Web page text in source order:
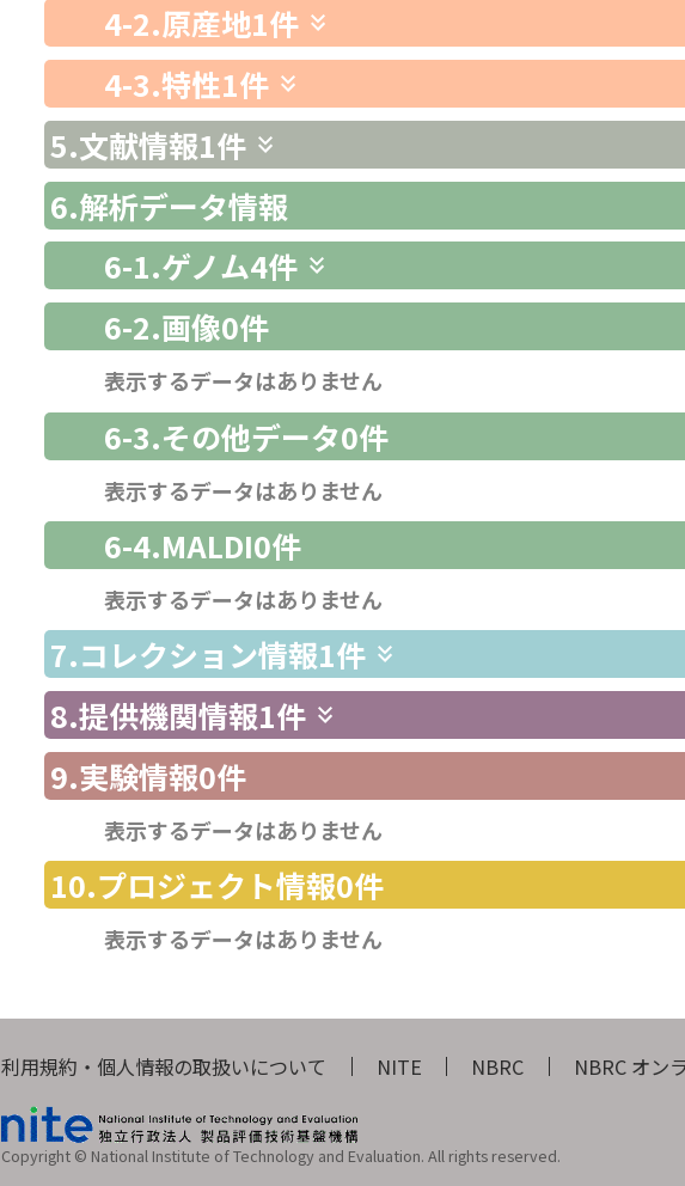
4-2.原産地1件
4-3.特性1件
5.文献情報1件
6.解析データ情報
6-1.ゲノム4件
6-2.画像0件
表示するデータはありません
6-3.その他データ0件
表示するデータはありません
6-4.MALDI0件
表示するデータはありません
7.コレクション情報1件
8.提供機関情報1件
9.実験情報0件
表示するデータはありません
10.プロジェクト情報0件
表示するデータはありません
利用規約・個人情報の取扱いについて NITE NBRC NBRC オン
Copyright © National Institute of Technology and Evaluation. All rights reserved.